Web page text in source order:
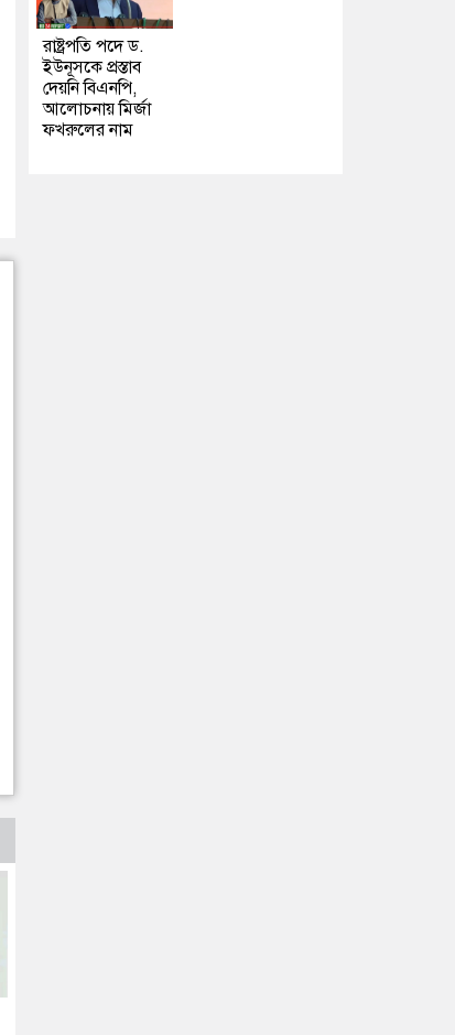
রাষ্ট্রপতি পদে ড.
ইউনূসকে প্রস্তাব
দেয়নি বিএনপি,
আলোচনায় মির্জা
ফখরুলের নাম